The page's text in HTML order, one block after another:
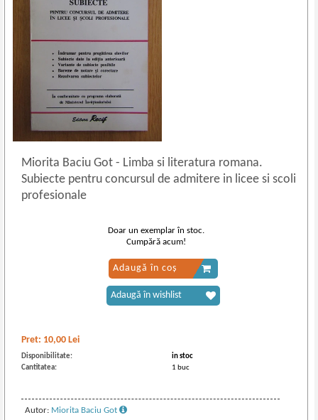
Miorita Baciu Got- Limba si literatura romana.
Subiecte pentru concursul de admitere in licee si scoli
profesionale
Pret: 10,00 Lei
Disponibilitate:
in stoc
Cantitatea:
1 buc
Autor: Miorita Baciu Got
Doar un exemplar în stoc.
Cumpără acum!
Adaugă în coș
Adaugă în wishlist